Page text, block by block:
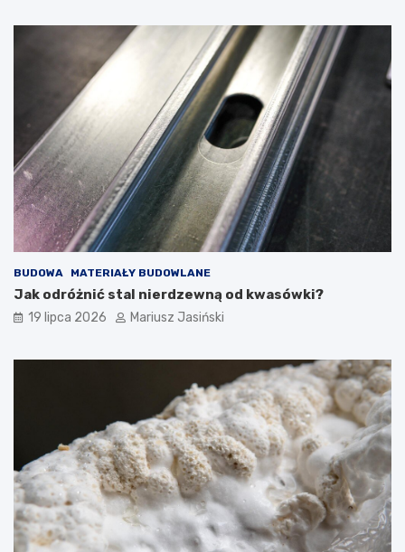
BUDOWA MATERIAŁY BUDOWLANE
Jak odróżnić stal nierdzewną od kwasówki?
19 lipca 2026 Mariusz Jasiński